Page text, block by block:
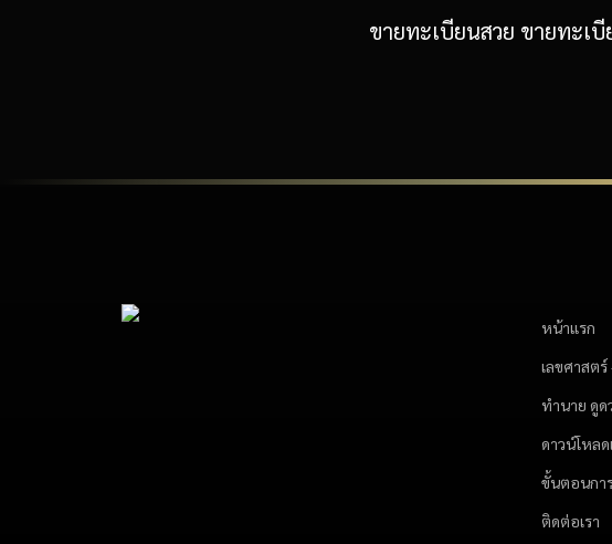
ขายทะเบียนสวย ขายทะเ
หน้าแรก
เลขศาสตร์
ทำนาย ดูด
ดาวน์โหลด
ขั้นตอนกา
ติดต่อเรา